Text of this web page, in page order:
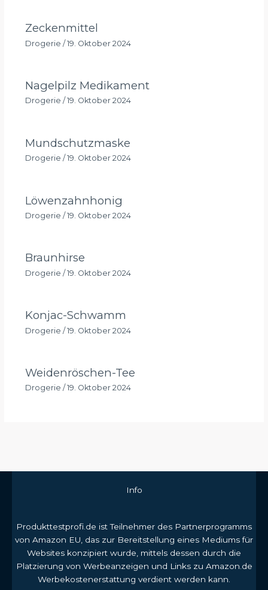
Zeckenmittel
Drogerie /19. Oktober 2024
Nagelpilz Medikament
Drogerie / 19. Oktober 2024
Mundschutzmaske
Drogerie / 19. Oktober 2024
Löwenzahnhonig
Drogerie / 19. Oktober 2024
Braunhirse
Drogerie / 19. Oktober 2024
Konjac-Schwamm
Drogerie /19. Oktober 2024
Weidenröschen-Tee
Drogerie / 19. Oktober 2024
Info
Produkttestprofi.de ist Teilnehmer des Partnerprogramms
von Amazon EU, das zur Bereitstellung eines Mediums für
Websites konzipiert wurde, mittels dessen durch die
Platzierung von Werbeanzeigen und Links zu Amazon.de
Werbekostenerstattung verdient werden kann.